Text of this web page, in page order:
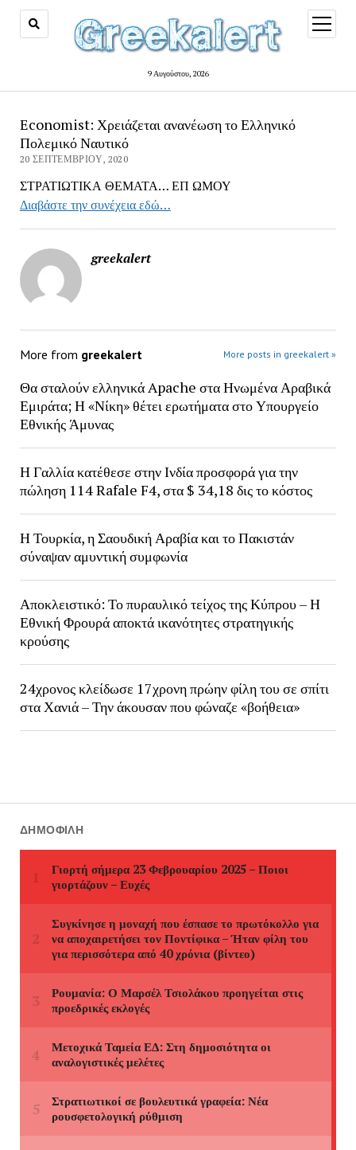
9 Αυγούστου, 2026
open
menu
Economist: Χρειάζεται ανανέωση το Ελληνικό
Πολεμικό Ναυτικό
20 ΣΕΠΤΕΜΒΡΊΟΥ, 2020
ΣΤΡΑΤΙΩΤΙΚΑ ΘΕΜΑΤΑ… ΕΠ ΩΜΟΥ
Διαβάστε την συνέχεια εδώ…
greekalert
More from greekalert More posts in greekalert »
Θα σταλούν ελληνικά Apache στα Ηνωμένα Αραβικά
Εμιράτα; Η «Νίκη» θέτει ερωτήματα στο Υπουργείο
Εθνικής Άμυνας
Η Γαλλία κατέθεσε στην Ινδία προσφορά για την
πώληση 114 Rafale F4, στα $ 34,18 δις το κόστος
Η Τουρκία, η Σαουδική Αραβία και το Πακιστάν
σύναψαν αμυντική συμφωνία
Αποκλειστικό: Το πυραυλικό τείχος της Κύπρου – Η
Εθνική Φρουρά αποκτά ικανότητες στρατηγικής
κρούσης
24χρονος κλείδωσε 17χρονη πρώην φίλη του σε σπίτι
στα Χανιά – Την άκουσαν που φώναζε «βοήθεια»
ΔΗΜΟΦΙΛΉ